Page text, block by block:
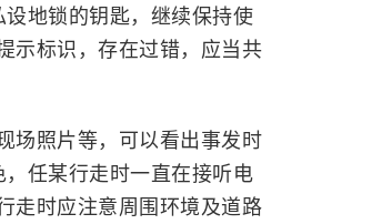
地锁的钥匙，继续保持使
示标识，存在过错，应当共
场照片等，可以看出事发时
任某行走时一直在接听电
走时应注意周围环境及道路